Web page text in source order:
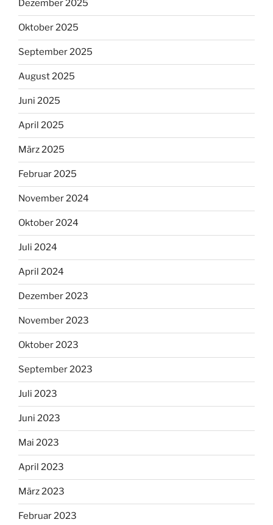
Dezember 2025
Oktober 2025
September 2025
August 2025
Juni 2025
April 2025
März 2025
Februar 2025
November 2024
Oktober 2024
Juli 2024
April 2024
Dezember 2023
November 2023
Oktober 2023
September 2023
Juli 2023
Juni 2023
Mai 2023
April 2023
März 2023
Februar 2023